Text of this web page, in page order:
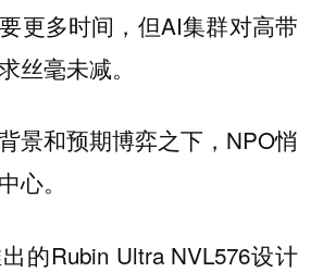
更多时间，但AI集群对高带
丝毫未减。
景和预期博弈之下，NPO悄
心。
的Rubin Ultra NVL576设计